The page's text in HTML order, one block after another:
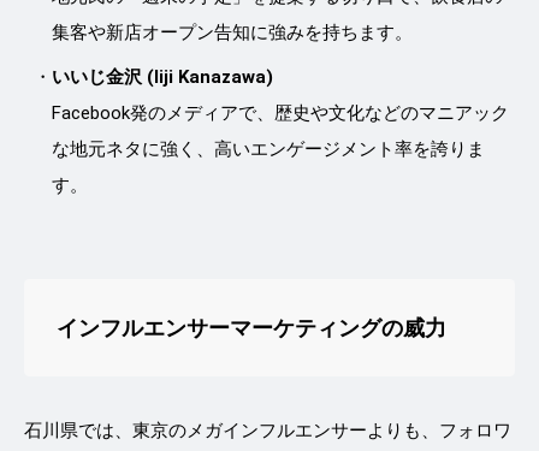
集客や新店オープン告知に強みを持ちます。
いいじ金沢 (Iiji Kanazawa)
Facebook発のメディアで、歴史や文化などのマニアック
な地元ネタに強く、高いエンゲージメント率を誇りま
す。
インフルエンサーマーケティングの威力
石川県では、東京のメガインフルエンサーよりも、フォロワ